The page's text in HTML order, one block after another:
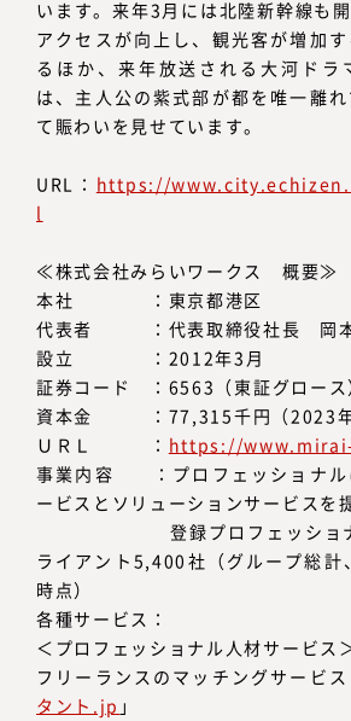
います。来年3月には北陸新幹線も
アクセスが向上し、観光客が増加
るほか、来年放送される大河ドラ
は、主人公の紫式部が都を唯一離
て賑わいを見せています。
URL： https://
l
≪株式会社みらいワークス 概要≫
本社 ：東京都港区
代表者 ：代表取締役社長 岡
設立 ：2012年3月
証券コード ：6563（東証グロース
資本金 ：77,315千円（2023年9
ＵＲＬ ： https://
事業内容 ：プロフェッショナル
ービスとソリューションサービスを
登録プロフェッショナル
ライアント5,400社（グループ総
時点）
各種サービス：
＜プロフェッショナル人材サービス
フリーランスのマッチングサービス
タント.jp 」